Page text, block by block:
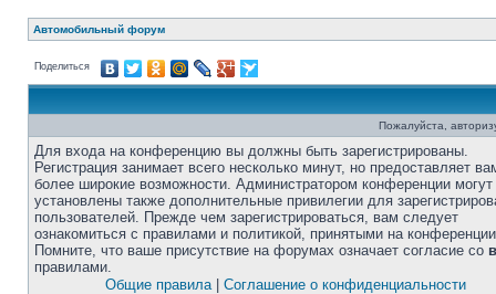
Автомобильный форум
Поделиться
Пожалуйста,
Для входа на конференцию вы должны быть зарегистрированы.
Регистрация занимает всего несколько минут, но предоставляет
более широкие возможности. Администратором конференции
установлены также дополнительные привилегии для
пользователей. Прежде чем зарегистрироваться, вам следует
ознакомиться с правилами и политикой, принятыми на
Помните, что ваше присутствие на форумах означает согласие со
правилами.
Общие правила| Соглашение о конфиденциальности